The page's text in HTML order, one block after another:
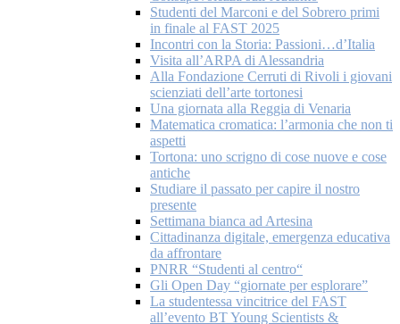
Studenti del Marconi e del Sobrero primi
in finale al FAST 2025
Incontri con la Storia: Passioni…d’Italia
Visita all’ARPA di Alessandria
Alla Fondazione Cerruti di Rivoli i giovani
scienziati dell’arte tortonesi
Una giornata alla Reggia di Venaria
Matematica cromatica: l’armonia che non ti
aspetti
Tortona: uno scrigno di cose nuove e cose
antiche
Studiare il passato per capire il nostro
presente
Settimana bianca ad Artesina
Cittadinanza digitale, emergenza educativa
da affrontare
PNRR “Studenti al centro“
Gli Open Day “giornate per esplorare”
La studentessa vincitrice del FAST
all’evento BT Young Scientists &